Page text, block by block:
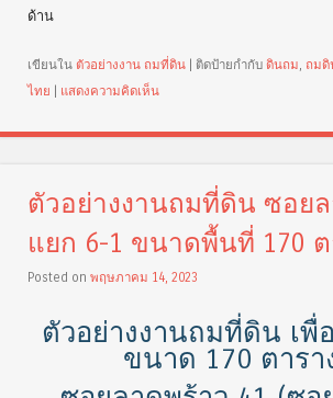
ด้าน
เขียนใน ตัวอย่างงาน ถมที่ดิน | ติดป้ายกำกับ ดินถม ถมดิ
ไทย | แสดงความคิดเห็น
ตัวอย่างงานถมที่ดิน ซอย
แยก 6-1 ขนาดพื้นที่ 170 ต
Posted on พฤษภาคม 14, 2023
ตัวอย่างงานถมที่ดิน เพื่
ขนาด 170 ตารา